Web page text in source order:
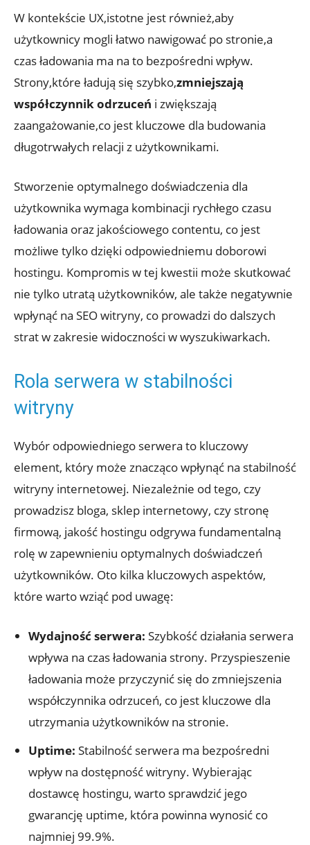
W kontekście UX,istotne jest również,aby
użytkownicy mogli łatwo nawigować po stronie,a
czas ładowania ma na to bezpośredni wpływ.
Strony,które ładują się szybko,zmniejszają
współczynnik odrzuceń i zwiększają
zaangażowanie,co jest kluczowe dla budowania
długotrwałych relacji z użytkownikami.
Stworzenie optymalnego doświadczenia dla
użytkownika wymaga kombinacji rychłego czasu
ładowania oraz jakościowego contentu, co jest
możliwe tylko dzięki odpowiedniemu doborowi
hostingu. Kompromis w tej kwestii może skutkować
nie tylko utratą użytkowników, ale także negatywnie
wpłynąć na SEO witryny, co prowadzi do dalszych
strat w zakresie widoczności w wyszukiwarkach.
Rola serwera w stabilności
witryny
Wybór odpowiedniego serwera to kluczowy
element, który może znacząco wpłynąć na stabilność
witryny internetowej. Niezależnie od tego, czy
prowadzisz bloga, sklep internetowy, czy stronę
firmową, jakość hostingu odgrywa fundamentalną
rolę w zapewnieniu optymalnych doświadczeń
użytkowników. Oto kilka kluczowych aspektów,
które warto wziąć pod uwagę:
Wydajność serwera: Szybkość działania serwera
wpływa na czas ładowania strony. Przyspieszenie
ładowania może przyczynić się do zmniejszenia
współczynnika odrzuceń, co jest kluczowe dla
utrzymania użytkowników na stronie.
Uptime: Stabilność serwera ma bezpośredni
wpływ na dostępność witryny. Wybierając
dostawcę hostingu, warto sprawdzić jego
gwarancję uptime, która powinna wynosić co
najmniej 99.9%.